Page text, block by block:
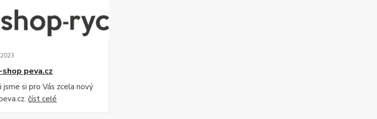
2023
peva.cz
jsme si pro Vás zcela nový
číst celé